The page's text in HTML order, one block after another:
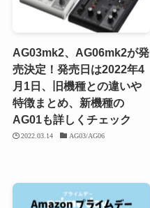
AG03mk2、AG06mk2が発
売決定！発売日は2022年4
月1日、旧機種との違いや
特徴まとめ、新機種の
AG01も詳しくチェック
2022.03.14 AG03/AG06